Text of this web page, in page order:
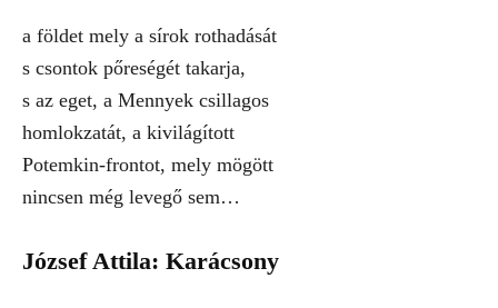
a földet mely a sírok rothadását
s csontok pőreségét takarja,
s az eget, a Mennyek csillagos
homlokzatát, a kivilágított
Potemkin-frontot, mely mögött
nincsen még levegő sem…
József Attila: Karácsony